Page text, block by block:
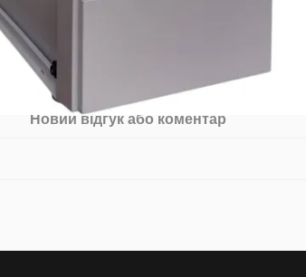
Новий відгук або коментар